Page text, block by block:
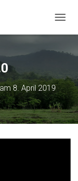
A
I
T
I
O
N
U
S
8. April 2019